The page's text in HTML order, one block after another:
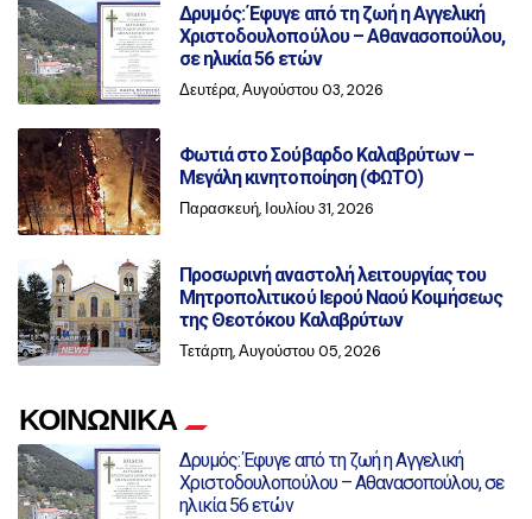
Δρυμός: Έφυγε από τη ζωή η Αγγελική
Χριστοδουλοπούλου – Αθανασοπούλου,
σε ηλικία 56 ετών
Δευτέρα, Αυγούστου 03, 2026
Φωτιά στο Σούβαρδο Καλαβρύτων –
Μεγάλη κινητοποίηση (ΦΩΤΟ)
Παρασκευή, Ιουλίου 31, 2026
Προσωρινή αναστολή λειτουργίας του
Μητροπολιτικού Ιερού Ναού Κοιμήσεως
της Θεοτόκου Καλαβρύτων
Τετάρτη, Αυγούστου 05, 2026
ΚΟΙΝΩΝΙΚΑ
Δρυμός: Έφυγε από τη ζωή η Αγγελική
Χριστοδουλοπούλου – Αθανασοπούλου, σε
ηλικία 56 ετών